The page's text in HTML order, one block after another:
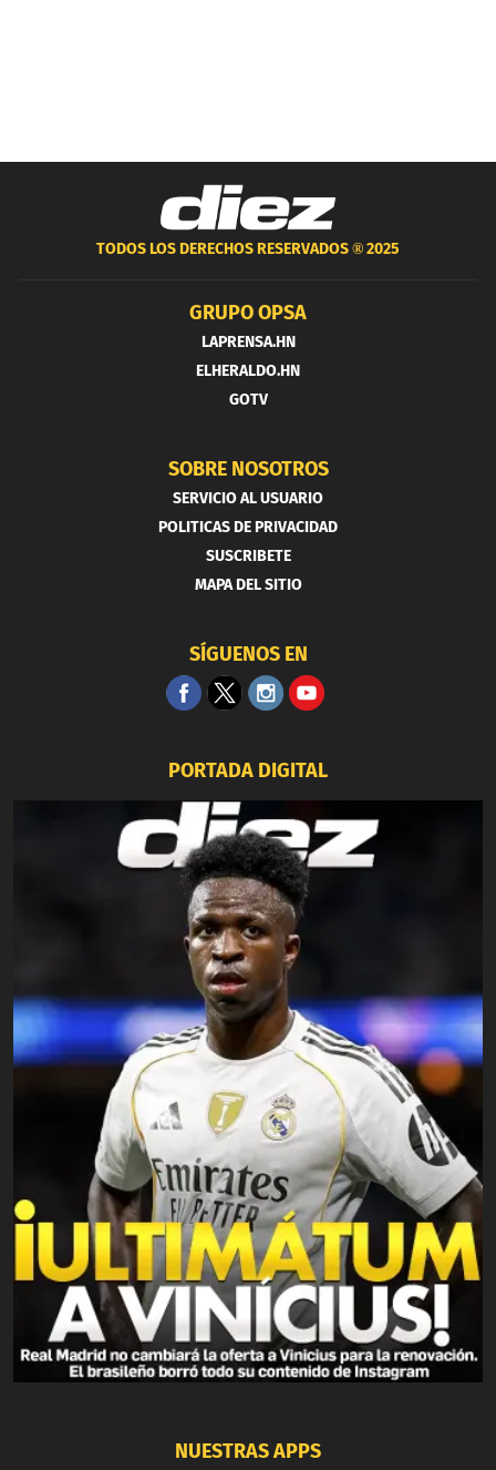
TODOS LOS DERECHOS RESERVADOS ®2025
GRUPO OPSA
LAPRENSA.HN
ELHERALDO.HN
GOTV
SOBRE NOSOTROS
SERVICIO AL USUARIO
POLITICAS DE PRIVACIDAD
SUSCRIBETE
MAPA DEL SITIO
SÍGUENOS EN
PORTADA DIGITAL
NUESTRAS APPS